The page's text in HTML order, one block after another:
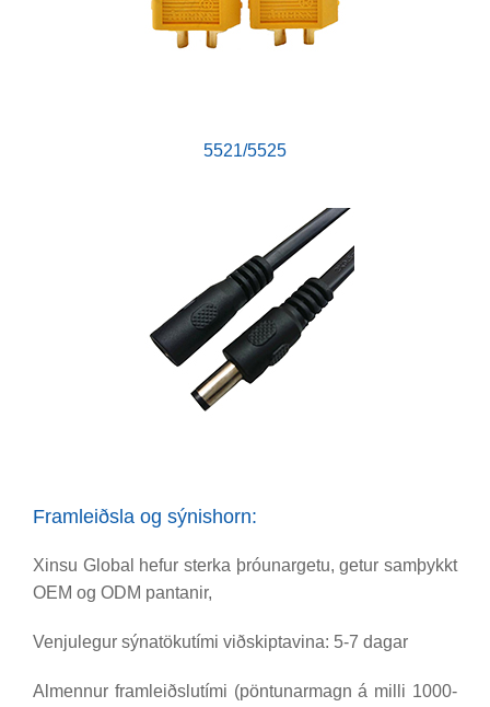
5521/5525
Framleiðsla og sýnishorn:
Xinsu Global hefur sterka þróunargetu, getur samþykkt
OEM og ODM pantanir,
Venjulegur sýnatökutími viðskiptavina: 5-7 dagar
Almennur framleiðslutími (pöntunarmagn á milli 1000-